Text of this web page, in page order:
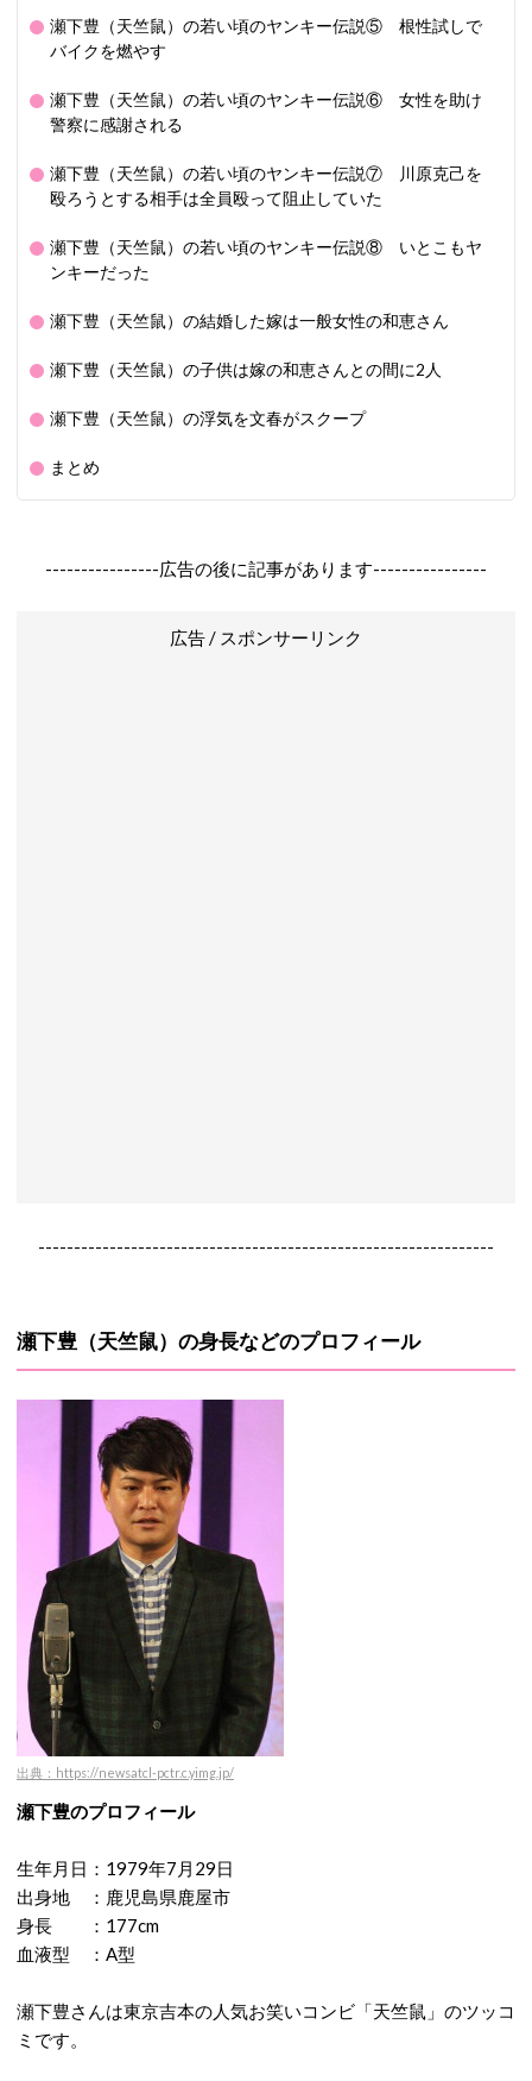
瀬下豊（天竺鼠）の若い頃のヤンキー伝説⑤ 根性試しで
バイクを燃やす
瀬下豊（天竺鼠）の若い頃のヤンキー伝説⑥ 女性を助け
警察に感謝される
瀬下豊（天竺鼠）の若い頃のヤンキー伝説⑦ 川原克己を
殴ろうとする相手は全員殴って阻止していた
瀬下豊（天竺鼠）の若い頃のヤンキー伝説⑧ いとこもヤ
ンキーだった
瀬下豊（天竺鼠）の結婚した嫁は一般女性の和恵さん
瀬下豊（天竺鼠）の子供は嫁の和恵さんとの間に2人
瀬下豊（天竺鼠）の浮気を文春がスクープ
まとめ
----------------広告の後に記事があります----------------
広告 / スポンサーリンク
----------------------------------------------------------------
瀬下豊（天竺鼠）の身長などのプロフィール
出典：https://newsatcl-pctr.c.yimg.jp/
瀬下豊のプロフィール
生年月日：1979年7月29日
出身地 ：鹿児島県鹿屋市
身長 ：177cm
血液型 ：A型
瀬下豊さんは東京吉本の人気お笑いコンビ「天竺鼠」のツッコ
ミです。